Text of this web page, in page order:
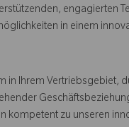
engagierten
in einem
Ihrem Vertriebsgebiet,
kompetent zu unseren